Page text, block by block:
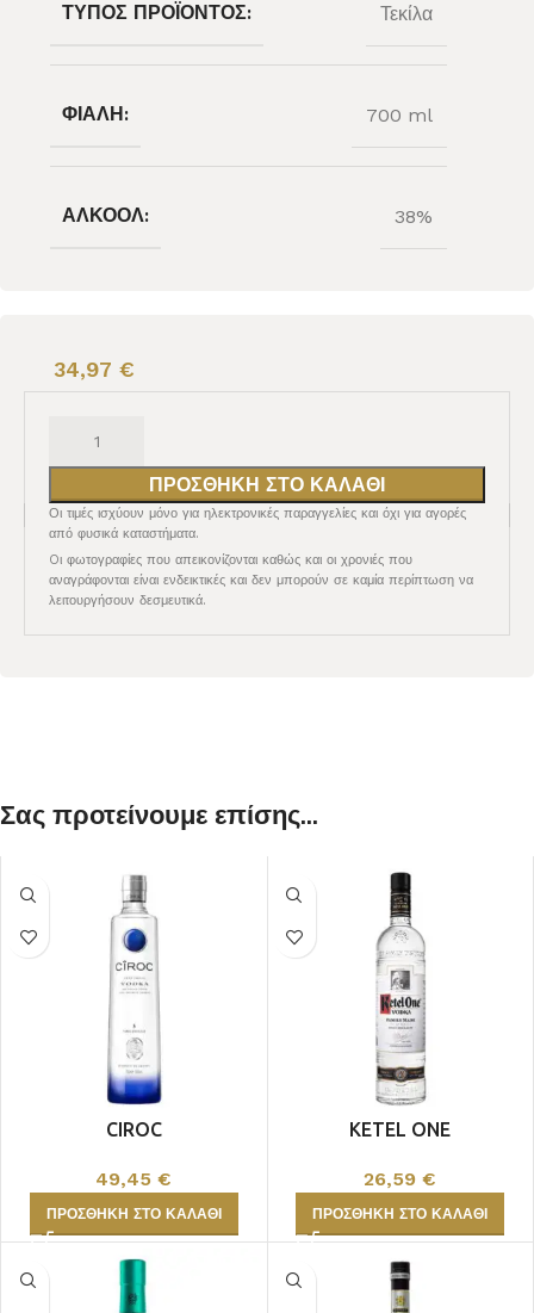
ΤΎΠΟΣ ΠΡΟΪΌΝΤΟΣ: Τεκίλα
ΦΙΆΛΗ: 700 ml
ΑΛΚΟΌΛ: 38%
34,97 €
ΠΡΟΣΘΉΚΗ ΣΤΟ ΚΑΛΆΘΙ
Οι τιμές ισχύουν μόνο για ηλεκτρονικές παραγγελίες και όχι για αγορές
από φυσικά καταστήματα.
Oι φωτογραφίες που απεικονίζονται καθώς και οι χρονιές που
αναγράφονται είναι ενδεικτικές και δεν μπορούν σε καμία περίπτωση να
λειτουργήσουν δεσμευτικά.
Σας προτείνουμε επίσης...
CIROC
49,45€
ΠΡΟΣΘΉΚΗ ΣΤΟ ΚΑΛΆΘΙ
KETEL ONE
26,59€
ΠΡΟΣΘΉΚΗ ΣΤΟ ΚΑΛΆΘΙ